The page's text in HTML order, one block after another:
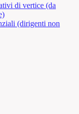
di vertice (da
(dirigenti non